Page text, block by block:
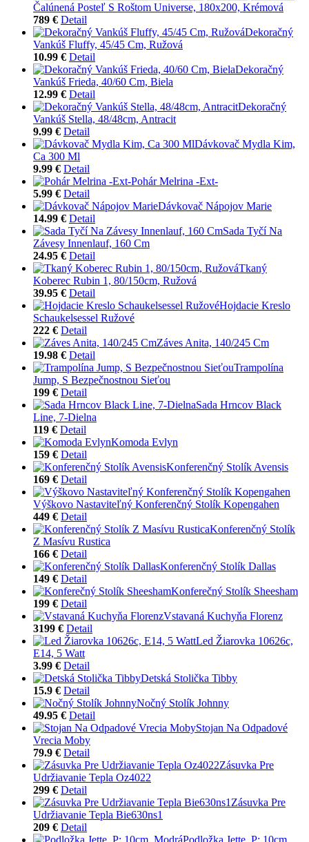
Čalúnená Posteľ S Roštom Universe, 180x200, Krémová
789 € Detail
Dekoračný
Vankúš Fluffy, 45/45 Cm, Ružová
10.99 € Detail
Dekoračný
Vankúš Frieda, 40/60 Cm, Biela
12.99 € Detail
Dekoračný
Vankúš Stella, 48/48cm, Antracit
9.99 € Detail
Dávkovač Mydla Kim,
Ca 300 Ml
9.99 € Detail
Pohár Melrina -Ext-
5.99 € Detail
Dávkovač Nápojov Marie
14.99 € Detail
Sada Tyčí Na
Závesy Innenlauf, 160 Cm
24.95 € Detail
Tkaný
Koberec Rubin 1, 80/150cm, Ružová
39.95 € Detail
Hojdacie Kreslo
Schaukelsessel Ružové
222 € Detail
Záves Anita, 140/245 Cm
19.98 € Detail
Trampolína
Jump, S Bezpečnostnou Sieťou
199 € Detail
Sada Hrncov Black
Line, 7-Dielna
119 € Detail
Komoda Evlyn
159 € Detail
Konferenčný Stolík Avensis
169 € Detail
Výškovo Nastaviteľný Konferenčný Stolík Kopengahen
449 € Detail
Konferenčný Stolík
Z Masívu Rustica
166 € Detail
Konferenčný Stolík Dallas
149 € Detail
Konferečný Stolík Sheesham
199 € Detail
Vstavaná Kuchyňa Florenz
3199 € Detail
Led Žiarovka 10626c,
E14, 5 Watt
3.99 € Detail
Detská Stolička Tibby
15.9 € Detail
Nočný Stolík Johnny
49.95 € Detail
Stojan Na Odpadové
Vrecia Moby
79.9 € Detail
Zásuvka Pre
Udržiavanie Tepla Oz4022
299 € Detail
Zásuvka Pre
Udržiavanie Tepla Bie630ns1
209 € Detail
Podložka Jette, P: 10cm,